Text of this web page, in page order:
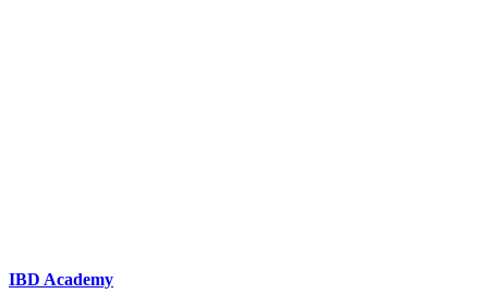
IBD Academy